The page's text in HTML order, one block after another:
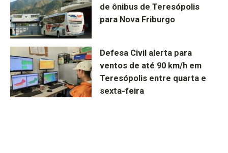
de ônibus de Teresópolis
para Nova Friburgo
Defesa Civil alerta para
ventos de até 90 km/h em
Teresópolis entre quarta e
sexta-feira